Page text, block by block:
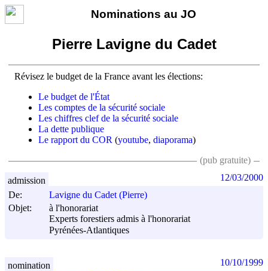
Nominations au JO
Pierre Lavigne du Cadet
Révisez le budget de la France avant les élections:
Le budget de l'État
Les comptes de la sécurité sociale
Les chiffres clef de la sécurité sociale
La dette publique
Le rapport du COR (youtube, diaporama)
(pub gratuite)
De:
Lavigne du Cadet (Pierre)
Objet:
à l'honorariat
Experts forestiers admis à l'honorariat
Pyrénées-Atlantiques
admission 12/03/2000
nomination 10/10/1999